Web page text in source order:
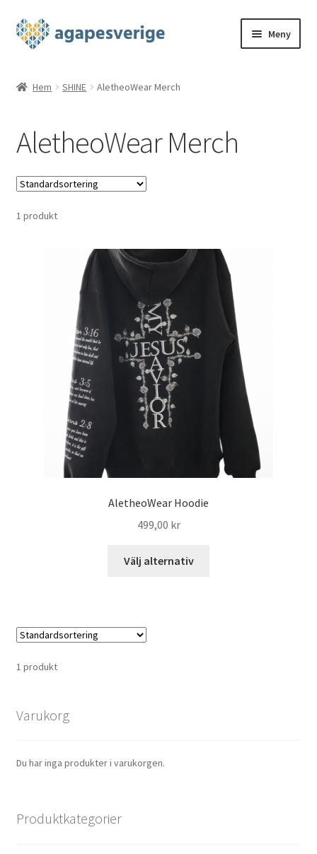
Hoppa
till
Hoppa
till
Meny
Cart
Checkout
My account
Hem SHINE AletheoWear Merch
AletheoWear Merch
1 produkt
AletheoWear Hoodie
499,00 kr
Välj alternativ
1 produkt
Varukorg
Du har inga produkter i varukorgen.
Produktkategorier